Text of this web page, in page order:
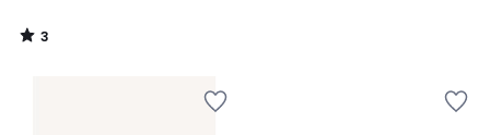
3
/